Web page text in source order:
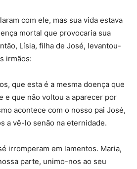
com ele, mas sua vida estava
mortal que provocaria sua
Lísia, filha de José, levantou-
irmãos:
que esta é a mesma doença que
e que não voltou a aparecer por
acontece com o nosso pai José,
a vê-lo senão na eternidade.
irromperam em lamentos. Maria,
parte, unimo-nos ao seu